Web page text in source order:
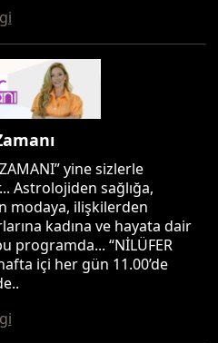
yine sizlerle
Astrolojiden sağlığa,
modaya, ilişkilerden
kadına ve hayata dair
programda... “NİLÜFER
içi her gün 11.00’de